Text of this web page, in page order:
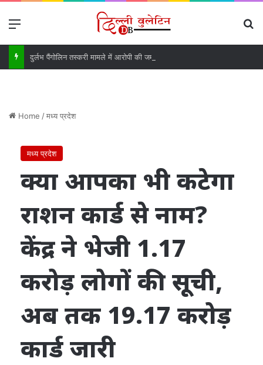
Menu
दुर्लभ पैंगोलिन तस्करी मामले में आरोपी की जमानत याचिका खारिज
Home /मध्य प्रदेश
मध्य प्रदेश
क्या आपका भी कटेगा
राशन कार्ड से नाम?
केंद्र ने भेजी 1.17
करोड़ लोगों की सूची,
अब तक 19.17 करोड़
कार्ड जारी